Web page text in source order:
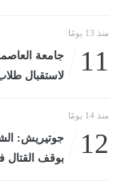
منذ 13 يومًا
11
جامعة
لاستقبال طلاب
منذ 14 يومًا
12
جوتيريش:
بوقف القتال